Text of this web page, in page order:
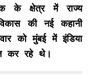
के क्षेत्र में राज्य
की नई कहानी
को मुंबई में इंडिया
कर रहे थे।